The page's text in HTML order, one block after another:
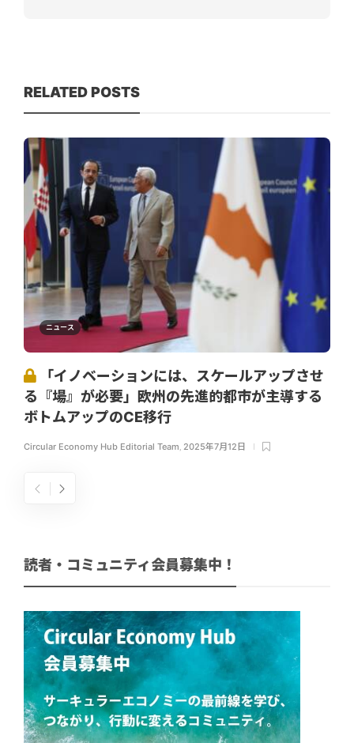
RELATED POSTS
ニュース
「イノベーションには、スケールアップさせ
る『場』が必要」欧州の先進的都市が主導する
ボトムアップのCE移行
Circular Economy Hub Editorial Team 2025年7月12日
読者・コミュニティ会員募集中！